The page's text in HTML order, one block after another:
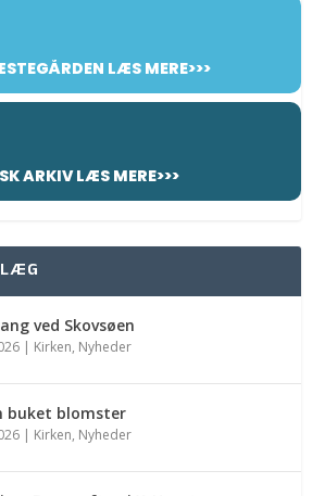
LÆS MERE>>>
ARKIV LÆS MERE>>>
ved Skovsøen
| Kirken, Nyheder
buket blomster
| Kirken, Nyheder